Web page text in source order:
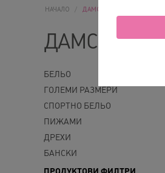
НАЧАЛО / ДАМСКО
ДАМСКО
БЕЛЬО
ГОЛЕМИ РАЗМЕРИ
СПОРТНО БЕЛЬО
ПИЖАМИ
ДРЕХИ
БАНСКИ